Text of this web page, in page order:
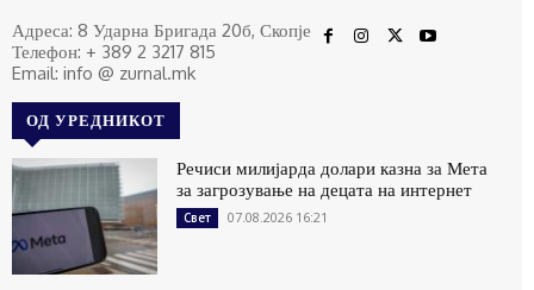
Адреса: 8 Ударна Бригада 20б, Скопје
Телефон: + 389 2 3217 815
Email: info @ zurnal.mk
ОД УРЕДНИКОТ
Речиси милијарда долари казна за Мета
за загрозување на децата на интернет
Свет 07.08.2026 16:21